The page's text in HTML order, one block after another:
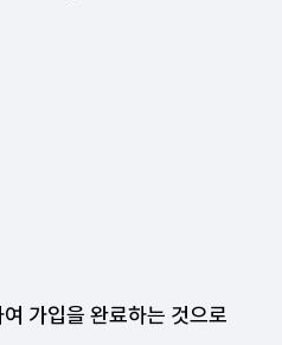
가입을 완료하는 것으로